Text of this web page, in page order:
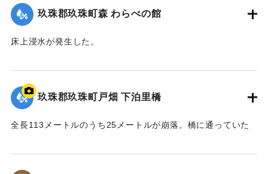
玖珠郡玖珠町森 わらべの館
床上浸水が発生した。
2020/7/6｜固有コード:
玖珠郡玖珠町戸畑 下泊里橋
全長113メートルのうち25メートルが崩落。橋に通っていた
た。